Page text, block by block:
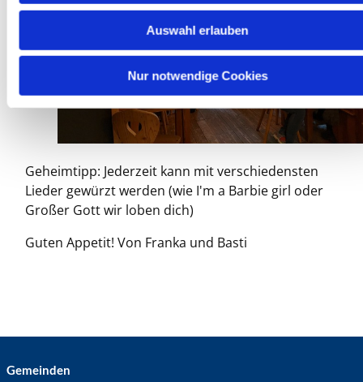
Auswahl erlauben
Nur notwendige Cookies
Geheimtipp: Jederzeit kann mit verschiedensten
Lieder gewürzt werden (wie I'm a Barbie girl oder
Großer Gott wir loben dich)
Guten Appetit! Von Franka und Basti
Gemeinden